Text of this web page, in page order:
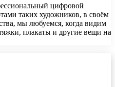
цифровой
таких художников, в своём
мы любуемся, когда видим
плакаты и другие вещи на